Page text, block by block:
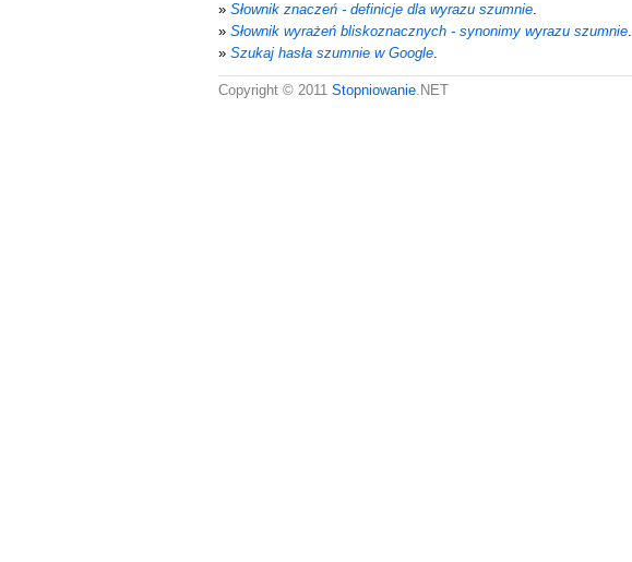
» Słownik znaczeń - definicje dla wyrazu szumnie.
» Słownik wyrażeń bliskoznacznych - synonimy wyrazu szumnie.
» Szukaj hasła szumnie w Google.
Copyright © 2011 Stopniowanie.NET